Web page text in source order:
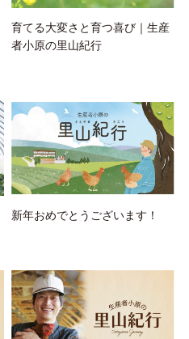
育てる大変さと育つ喜び｜生産
者小原の里山紀行
新年おめでとうございます！